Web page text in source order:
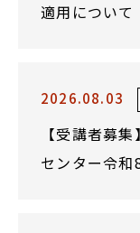
適用について
2026.08.03
【受講者募
センター令